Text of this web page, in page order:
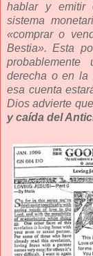
hablar y emitir
sistema
«comprar o
Bestia». Esta
derecha o en la
esa cuenta
Dios advierte
y caída del